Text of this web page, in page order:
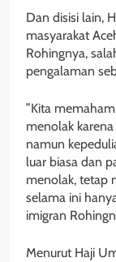
Dan disisi lain,
masyarakat
Rohingnya,
pengalaman
”Kita
menolak
namun
luar biasa dan
menolak, tetap
selama ini
imigran
Menurut Haji